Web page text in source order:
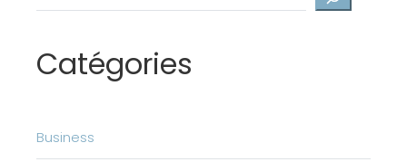
Catégories
Business